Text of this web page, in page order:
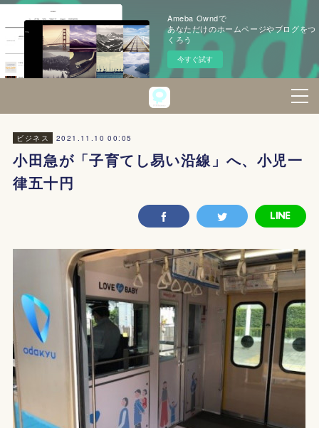
Ameba Owndで
あなただけのホームページやブログをつ
くろう
今すぐ試す
ビジネス 2021.11.10 00:05
小田急が「子育てし易い沿線」へ、小児一
律五十円